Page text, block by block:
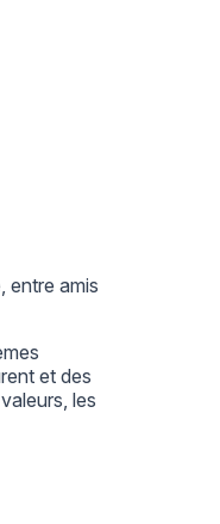
entre amis
et des
les